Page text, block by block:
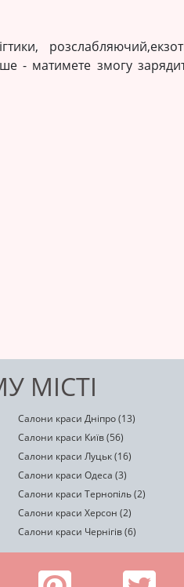
- матимете змогу
МІСТІ
Салони краси Дніпро (13)
Салони краси Київ (56)
Салони краси Луцьк (16)
Салони краси Одеса (3)
Салони краси Тернопіль (2)
Салони краси Херсон (2)
Салони краси Чернігів (6)